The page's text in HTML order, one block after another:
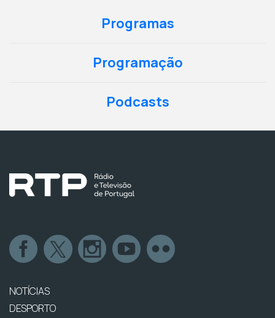
Programas
Programação
Podcasts
NOTÍCIAS
DESPORTO